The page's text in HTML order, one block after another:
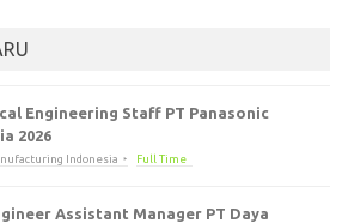
Engineering Staff PT Panasonic
2026
Indonesia Full Time
Assistant Manager PT Daya